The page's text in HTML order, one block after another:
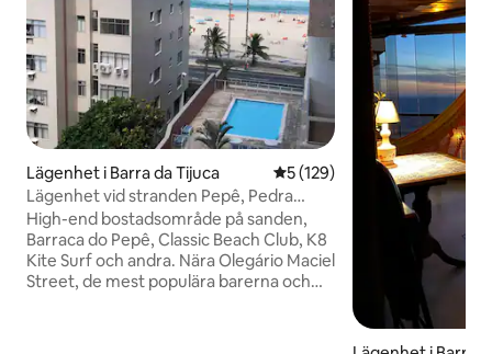
Lägenhet i Barra da Tijuca 5 av 5 i genomsnittligt
5 (129)
Lägenhet vid stranden Pepê, Pedra
Gávea och bergen
High-end bostadsområde på sanden,
Barraca do Pepê, Classic Beach Club, K8
Kite Surf och andra. Nära Olegário Maciel
Street, de mest populära barerna och